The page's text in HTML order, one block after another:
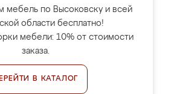
мебель по Высоковску и всей
области бесплатно!
мебели: 10% от стоимости
заказа.
В КАТАЛОГ